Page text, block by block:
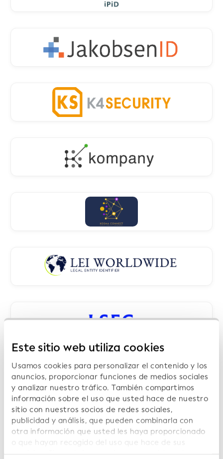
Este sitio web utiliza cookies
Usamos cookies para personalizar el contenido y los
anuncios, proporcionar funciones de medios sociales
y analizar nuestro tráfico. También compartimos
información sobre el uso que usted hace de nuestro
sitio con nuestros socios de redes sociales,
publicidad y análisis, que pueden combinarla con
otra información que usted les haya proporcionado
o que hayan recogido del uso que hace de sus
servicios. Si continúa usando nuestro sitio web,